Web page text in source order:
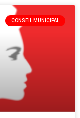
CONSEIL MUNICIPAL